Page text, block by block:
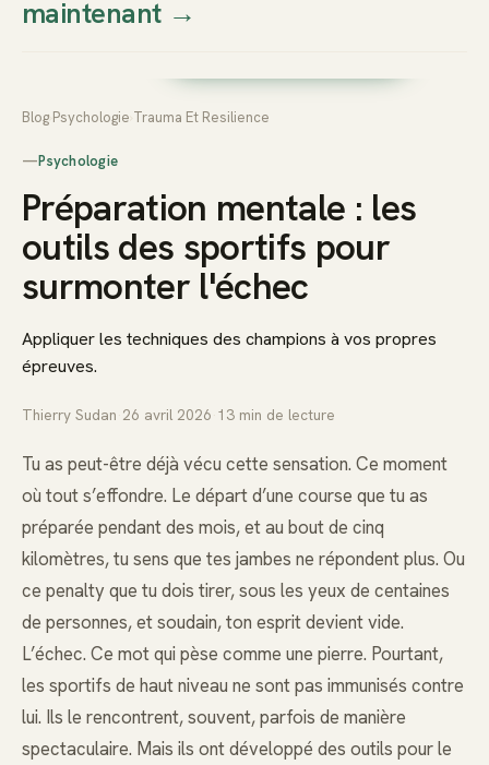
Thierry
Prendre rendez-vous dès
maintenant→
Blog Psychologie Trauma Et Resilience
—Psychologie
Préparation mentale : les
outils des sportifs pour
surmonter l'échec
Appliquer les techniques des champions à vos propres
épreuves.
Thierry Sudan 26 avril 2026 13 min de lecture
Tu as peut-être déjà vécu cette sensation. Ce moment
où tout s’effondre. Le départ d’une course que tu as
préparée pendant des mois, et au bout de cinq
kilomètres, tu sens que tes jambes ne répondent plus. Ou
ce penalty que tu dois tirer, sous les yeux de centaines
de personnes, et soudain, ton esprit devient vide.
L’échec. Ce mot qui pèse comme une pierre. Pourtant,
les sportifs de haut niveau ne sont pas immunisés contre
lui. Ils le rencontrent, souvent, parfois de manière
spectaculaire. Mais ils ont développé des outils pour le